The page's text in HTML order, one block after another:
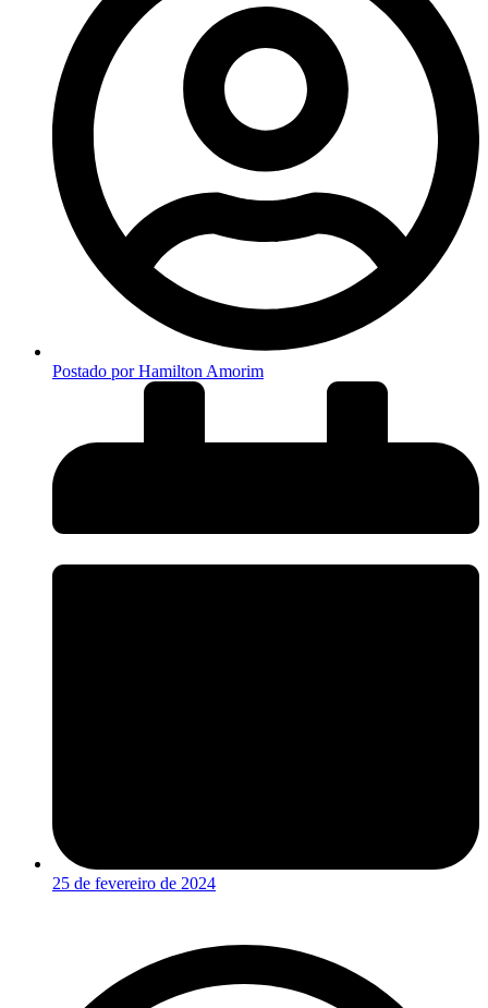
Postado porHamilton Amorim
25 de fevereiro de 2024